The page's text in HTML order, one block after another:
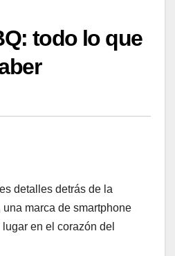
todo lo que
detalles detrás ⁤de la
marca de smartphone
‌en el corazón ⁢del​